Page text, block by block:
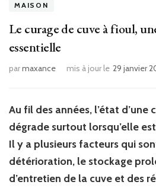
MAISON
Le curage de cuve à fioul,
essentielle
parmaxance mis à jour le 29 janvier
Au fil des années, l’état d’une
dégrade surtout lorsqu’elle
Il y a plusieurs facteurs qui
détérioration, le stockage
d’entretien de la cuve et des